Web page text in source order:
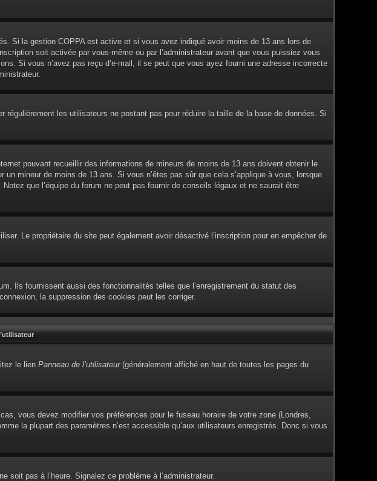
Si la gestion COPPA est active et si vous avez indiqué avoir moins de 13 ans lors de
soit activée par vous-même ou par l’administrateur avant que vous puissiez vous
Si vous n’avez pas reçu d’e-mail, il se peut que vous ayez fourni une adresse incorrecte
les utilisateurs ne postant pas pour réduire la taille de la base de données. Si
pouvant recueillir des informations de mineurs de moins de 13 ans doivent obtenir le
mineur de moins de 13 ans. Si vous n’êtes pas sûr que cela s’applique à vous, lorsque
que l’équipe du forum ne peut pas fournir de conseils légaux et ne saurait être
Le propriétaire du site peut également avoir désactivé l’inscription pour en empêcher de
Ils fournissent aussi des fonctionnalités telles que l’enregistrement du statut des
la suppression des cookies peut les corriger.
le lien Panneau de l’utilisateur(généralement affiché en haut de toutes les pages du
vous devez modifier vos préférences pour le fuseau horaire de votre zone (Londres,
la plupart des paramètres n’est accessible qu’aux utilisateurs enregistrés. Donc si vous
soit pas à l’heure. Signalez ce problème à l’administrateur.